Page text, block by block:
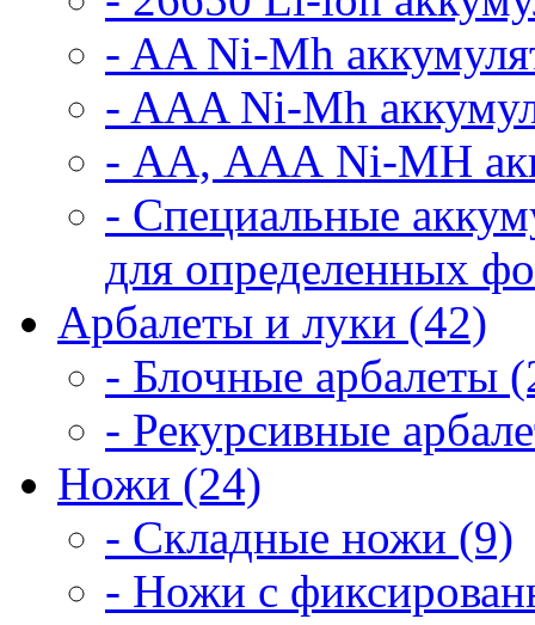
- AA Ni-Mh
- AAA Ni-Mh
- АА, ААА Ni-MH
- Специальные
для определенных
Арбалеты и луки (42)
- Блочные арбалеты
- Рекурсивные
Ножи (24)
- Складные ножи (9)
- Ножи с